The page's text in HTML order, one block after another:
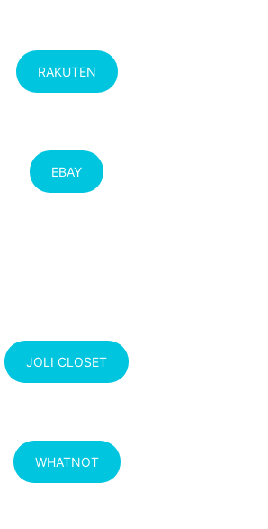
RAKUTEN
EBAY
JOLI CLOSET
WHATNOT